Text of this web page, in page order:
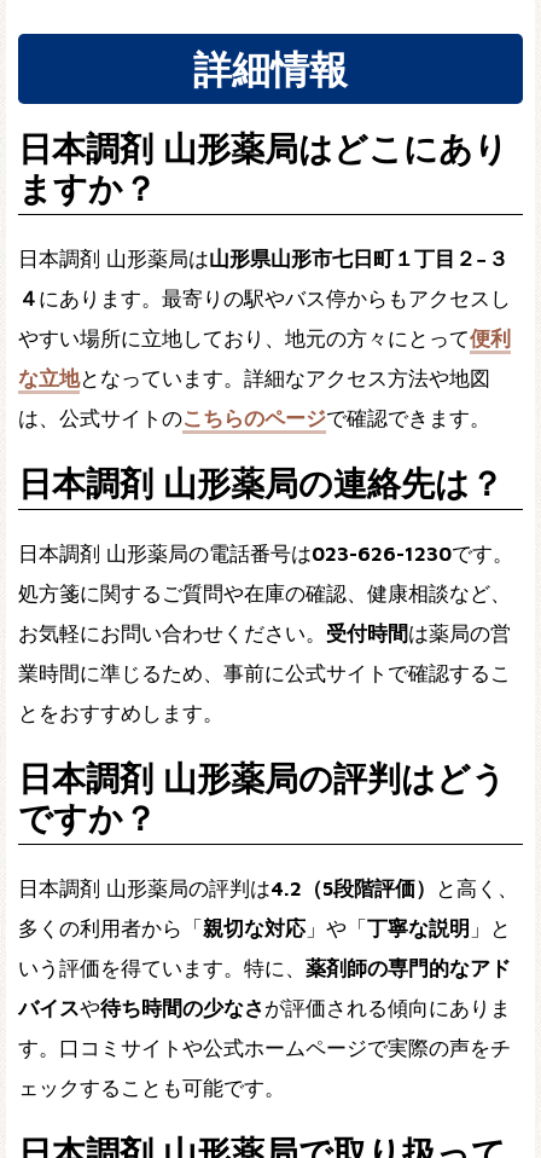
詳細情報
日本調剤 山形薬局はどこにあり
ますか？
日本調剤 山形薬局は山形県山形市七日町１丁目２−３
４ にあります。最寄りの駅やバス停からもアクセスし
やすい場所に立地しており、地元の方々にとって便利
な立地となっています。詳細なアクセス方法や地図
は、公式サイトのこちらのページで確認できます。
日本調剤 山形薬局の連絡先は？
日本調剤 山形薬局の電話番号は023-626-1230です。
処方箋に関するご質問や在庫の確認、健康相談など、
お気軽にお問い合わせください。 受付時間は薬局の営
業時間に準じるため、事前に公式サイトで確認するこ
とをおすすめします。
日本調剤 山形薬局の評判はどう
ですか？
日本調剤 山形薬局の評判は4.2（5段階評価）
と高く、
多くの利用者から「親切な対応」や「丁寧な説明 」と
いう評価を得ています。特に、 薬剤師の専門的なアド
バイスや待ち時間の少なさが評価される傾向にありま
す。口コミサイトや公式ホームページで実際の声をチ
ェックすることも可能です。